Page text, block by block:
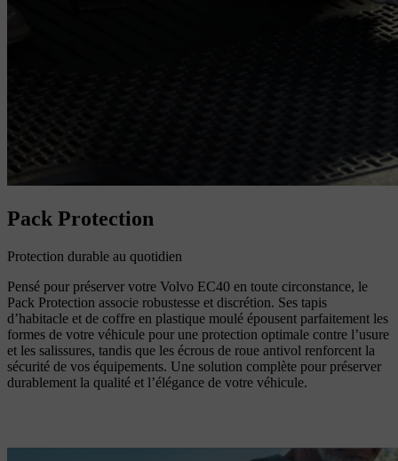
Pack Protection
Protection durable au quotidien
Pensé pour préserver votre Volvo EC40 en toute circonstance, le
Pack Protection associe robustesse et discrétion. Ses tapis
d’habitacle et de coffre en plastique moulé épousent parfaitement les
formes de votre véhicule pour une protection optimale contre l’usure
et les salissures, tandis que les écrous de roue antivol renforcent la
sécurité de vos équipements. Une solution complète pour préserver
durablement la qualité et l’élégance de votre véhicule.